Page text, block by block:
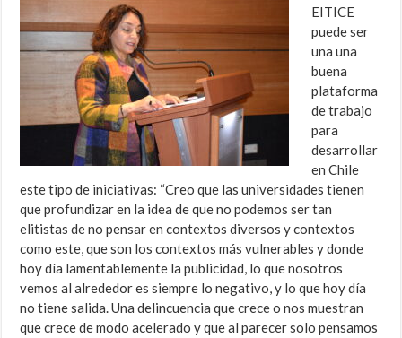
EITICE
puede ser
una una
buena
plataforma
de trabajo
para
desarrollar
en Chile
este tipo de iniciativas: “Creo que las universidades tienen
que profundizar en la idea de que no podemos ser tan
elitistas de no pensar en contextos diversos y contextos
como este, que son los contextos más vulnerables y donde
hoy día lamentablemente la publicidad, lo que nosotros
vemos al alrededor es siempre lo negativo, y lo que hoy día
no tiene salida. Una delincuencia que crece o nos muestran
que crece de modo acelerado y que al parecer solo pensamos